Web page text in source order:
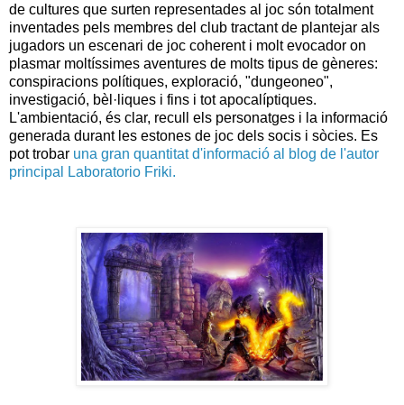
de cultures que surten representades al joc són totalment
inventades pels membres del club tractant de plantejar als
jugadors un escenari de joc coherent i molt evocador on
plasmar moltíssimes aventures de molts tipus de gèneres:
conspiracions polítiques, exploració, "dungeoneo",
investigació, bèl·liques i fins i tot apocalíptiques.
L'ambientació, és clar, recull els personatges i la informació
generada durant les estones de joc dels socis i sòcies. Es
pot trobar una gran quantitat d'informació al blog de l'autor
principal Laboratorio Friki.